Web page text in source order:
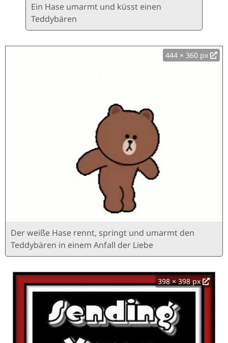
Ein Hase umarmt und küsst einen
Teddybären
444 × 360 px
Der weiße Hase rennt, springt und umarmt den
Teddybären in einem Anfall der Liebe
398 × 398 px